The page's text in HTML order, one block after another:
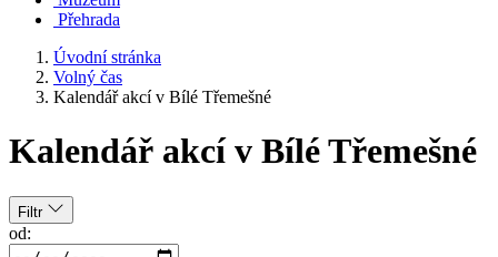
Přehrada
Úvodní stránka
Volný čas
Kalendář akcí v Bílé Třemešné
Kalendář akcí v Bílé Třemešné
Filtr
od: